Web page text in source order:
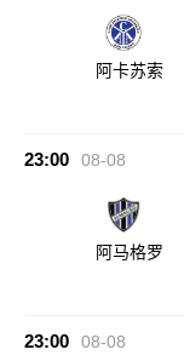
阿卡苏索
23:00 08-08
阿马格罗
23:00 08-08